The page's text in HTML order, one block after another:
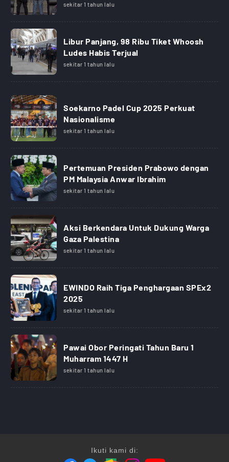
sekitar 1 tahun lalu
Libur Panjang, 98 Ribu Tiket Whoosh
Ludes Habis Terjual
sekitar 1 tahun lalu
Soekarno Padel Cup 2025 Perkuat
Nasionalisme
sekitar 1 tahun lalu
Pertemuan Presiden Prabowo dengan
PM Malaysia Anwar Ibrahim
sekitar 1 tahun lalu
Aksi Berkendara Untuk Dukung Warga
Gaza Palestina
sekitar 1 tahun lalu
EWINDO Raih Tiga Penghargaan SPEx2
2025
sekitar 1 tahun lalu
Pawai Obor Peringati Tahun Baru 1
Muharram 1447 H
sekitar 1 tahun lalu
Ikuti kami di: